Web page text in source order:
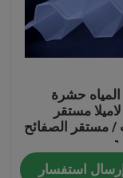
المياه حشرة
مستقر
/ مستقر الصفائح
استفسار